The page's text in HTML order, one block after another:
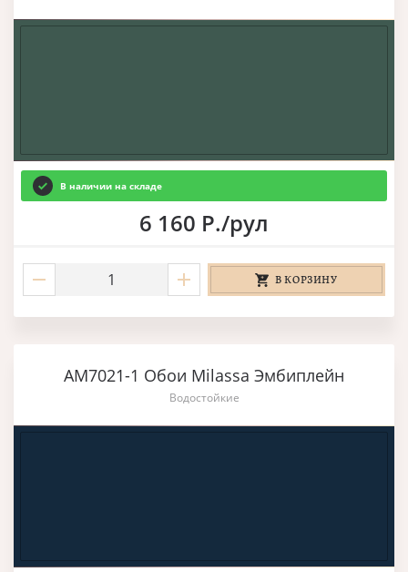
В наличии на складе
6 160 Р./рул
В КОРЗИНУ
AM7021-1 Обои Milassa Эмбиплейн
Водостойкие